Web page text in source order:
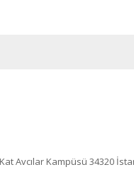
Avcılar Kampüsü 34320